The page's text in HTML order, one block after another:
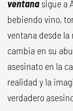
ventana sigue a
bebiendo vino,
ventana desde
cambia en su
asesinato en la
realidad y la
verdadero